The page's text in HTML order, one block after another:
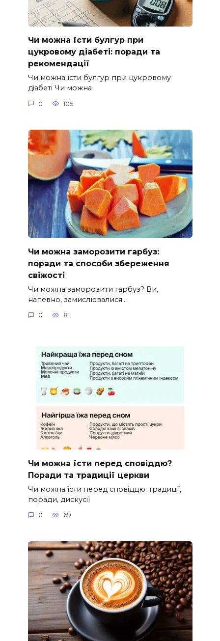
Чи можна їсти булгур при
цукровому діабеті: поради та
рекомендації
Чи можна їсти булгур при цукровому
діабеті Чи можна
0 105
Чи можна заморозити гарбуз:
поради та способи збереження
свіжості
Чи можна заморозити гарбуз? Ви,
напевно, замислювалися…
0 81
Чи можна їсти перед сповіддю?
Поради та традиції церкви
Чи можна їсти перед сповіддю: традиції,
поради, дискусії
0 69